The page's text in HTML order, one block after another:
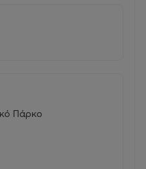
Park.
με το πάρκο
πρέπει να γίνετε
όποιας εβδομάδας
Πάρκο